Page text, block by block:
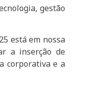
gestão
está em nossa
a inserção de
corporativa e a